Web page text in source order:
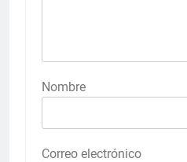
Nombre
Correo electrónico